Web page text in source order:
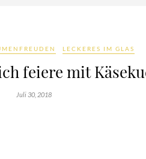
LECKERES IM GLAS
feiere mit
Juli 30, 2018